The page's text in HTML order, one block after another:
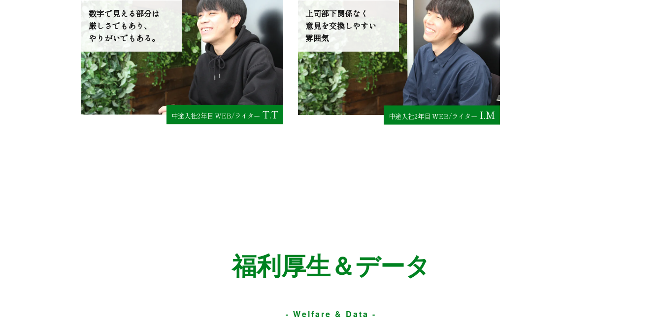
数字で見える部分は
厳しさでもあり、
やりがいでもある。
中途入社2年目 WEB/ライター T.T
上司部下関係なく
意見を交換しやすい
雰囲気
中途入社2年目 WEB/ライター I.M
福利厚生＆データ
- Welfare & Data -